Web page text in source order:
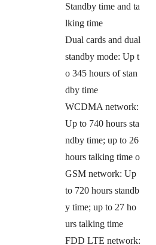
Standby time and ta
lking time
Dual cards and dual
standby mode: Up t
o 345 hours of stan
dby time
WCDMA network:
Up to 740 hours sta
ndby time; up to 26
hours talking time o
GSM network: Up
to 720 hours standb
y time; up to 27 ho
urs talking time
FDD LTE network: